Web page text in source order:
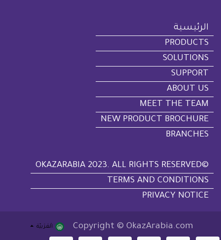
الرئيسية
PRODUCTS
SOLUTIONS
SUPPORT
ABOUT US
MEET THE TEAM
NEW PRODUCT BROCHURE
BRANCHES
©OKAZARABIA 2023. ALL RIGHTS RESERVED
TERMS AND CONDITIONS
PRIVACY NOTICE
Copyright © OkazArabia.com الْعَرَبيّة